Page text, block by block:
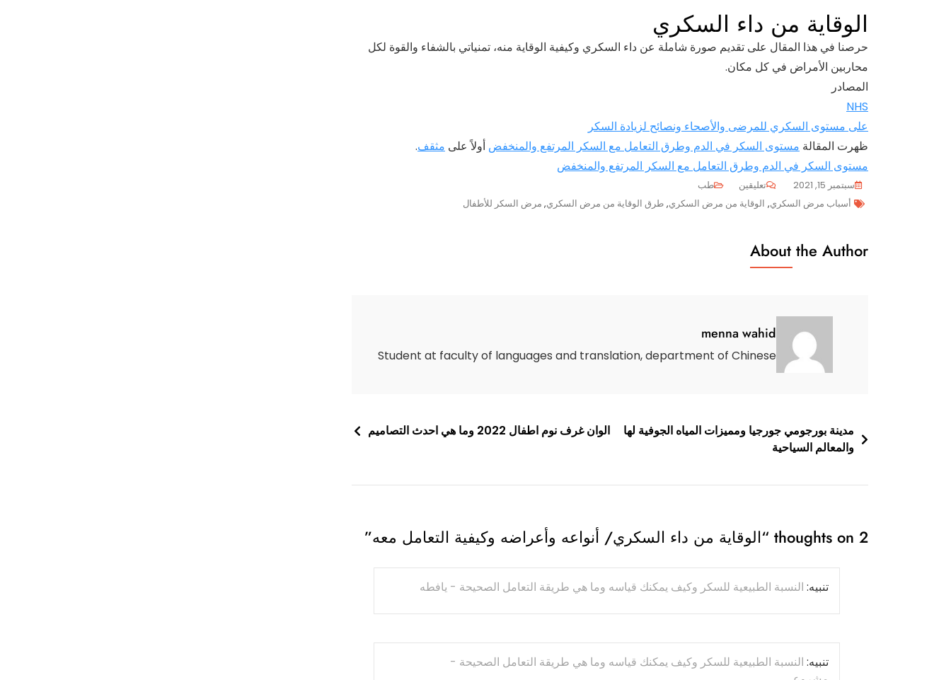
الوقاية من داء السكري
حرصنا في هذا المقال على تقديم صورة شاملة عن داء السكري وكيفية الوقاية منه، تمنياتي بالشفاء والقوة لكل
محاربين الأمراض في كل مكان.
المصادر
NHS
على مستوى السكري للمرضى والأصحاء ونصائح لزيادة السكر
ظهرت المقالة مستوى السكر في الدم وطرق التعامل مع السكر المرتفع والمنخفض أولاً على مثقف.
مستوى السكر في الدم وطرق التعامل مع السكر المرتفع والمنخفض
سبتمبر 15, 2021 تعليقين على
الوقاية
التعامل
معه
طب
Tags
أسباب مرض السكري, الوقاية من مرض السكري, طرق الوقاية من مرض السكري, مرض السكر للأطفال
About the Author
menna wahid
Student at faculty of languages and translation, department of Chinese
تصفّح
المقالات
الوان غرف نوم اطفال 2022 وما هي احدث التصاميم
مدينة بورجومي جورجيا ومميزات المياه الجوفية لها
والمعالم السياحية
2 thoughts on “ الوقاية من داء السكري/ أنواعه وأعراضه وكيفية التعامل معه”
تنبيه: النسبة الطبيعية للسكر وكيف يمكنك قياسه وما هي طريقة التعامل الصحيحة - يافطه
تنبيه: النسبة الطبيعية للسكر وكيف يمكنك قياسه وما هي طريقة التعامل الصحيحة -